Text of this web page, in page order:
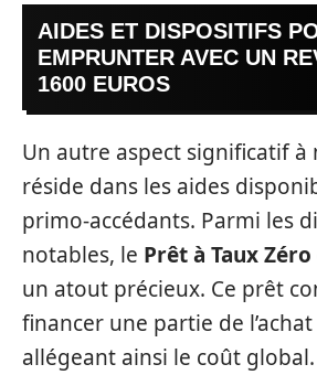
AIDES ET DISPOSITIFS
EMPRUNTER AVEC UN
1600 EUROS
Un autre aspect significatif à
réside dans les aides
primo-accédants. Parmi les
notables, le Prêt à Taux Zéro
un atout précieux. Ce prêt
financer une partie de
allégeant ainsi le coût